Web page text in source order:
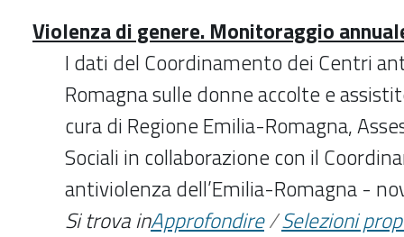
Violenza di genere. Monitoraggio
I dati del Coordinamento dei Centri
Romagna sulle donne accolte e
cura di Regione Emilia-Romagna,
Sociali in collaborazione con il
antiviolenza dell’Emilia-Romagna -
Si trova inApprofondire/Selezioni